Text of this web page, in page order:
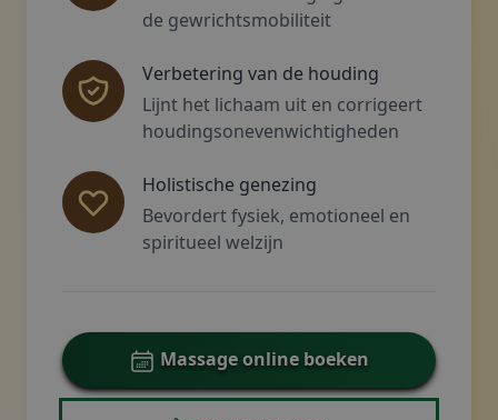
de gewrichtsmobiliteit
Verbetering van de houding
Lijnt het lichaam uit en corrigeert
houdingsonevenwichtigheden
Holistische genezing
Bevordert fysiek, emotioneel en
spiritueel welzijn
Massage online boeken